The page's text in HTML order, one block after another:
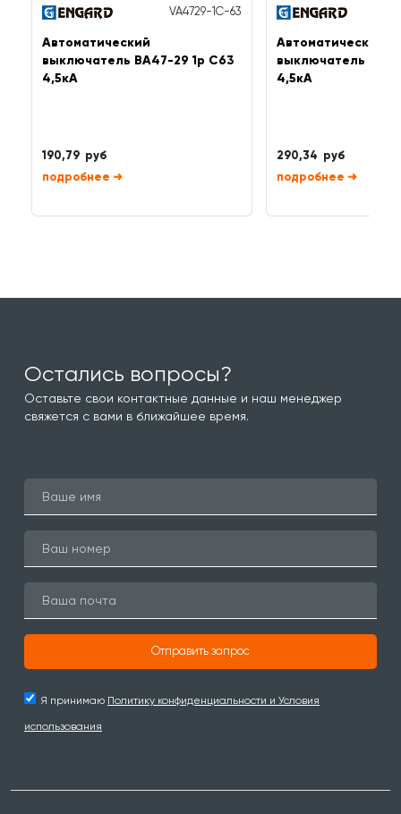
VA4729-1C-63
Автоматический
выключатель ВА47-29 1р C63
4,5кА
190,79 руб
➜
Автоматический
выключатель
4,5кА
290,34 руб
➜
Остались вопросы?
Оставьте свои контактные данные и наш менеджер
свяжется с вами в ближайшее время.
Отправить запрос
Я принимаю Политику конфиденциальности и Условия
использования